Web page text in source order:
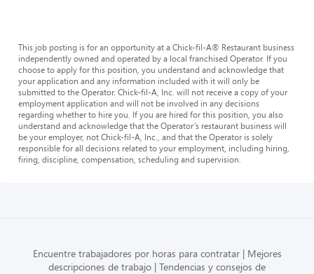
This job posting is for an opportunity at a Chick-fil-A® Restaurant business
independently owned and operated by a local franchised Operator. If you
choose to apply for this position, you understand and acknowledge that
your application and any information included with it will only be
submitted to the Operator. Chick-fil-A, Inc. will not receive a copy of your
employment application and will not be involved in any decisions
regarding whether to hire you. If you are hired for this position, you also
understand and acknowledge that the Operator’s restaurant business will
be your employer, not Chick-fil-A, Inc., and that the Operator is solely
responsible for all decisions related to your employment, including hiring,
firing, discipline, compensation, scheduling and supervision.
Encuentre trabajadores por horas para contratar
Mejores
descripciones de trabajo Tendencias y consejos de